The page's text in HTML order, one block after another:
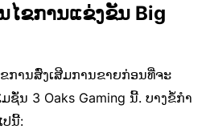
ໄຂການແຂ່ງຂັນ Big
ການສົ່ງເສີມການຂາຍກ່ອນທີ່ຈະ
ມຊັ່ນ 3 Oaks Gaming ນີ້. ບາງຂໍ້ກໍາ
ນີ້: